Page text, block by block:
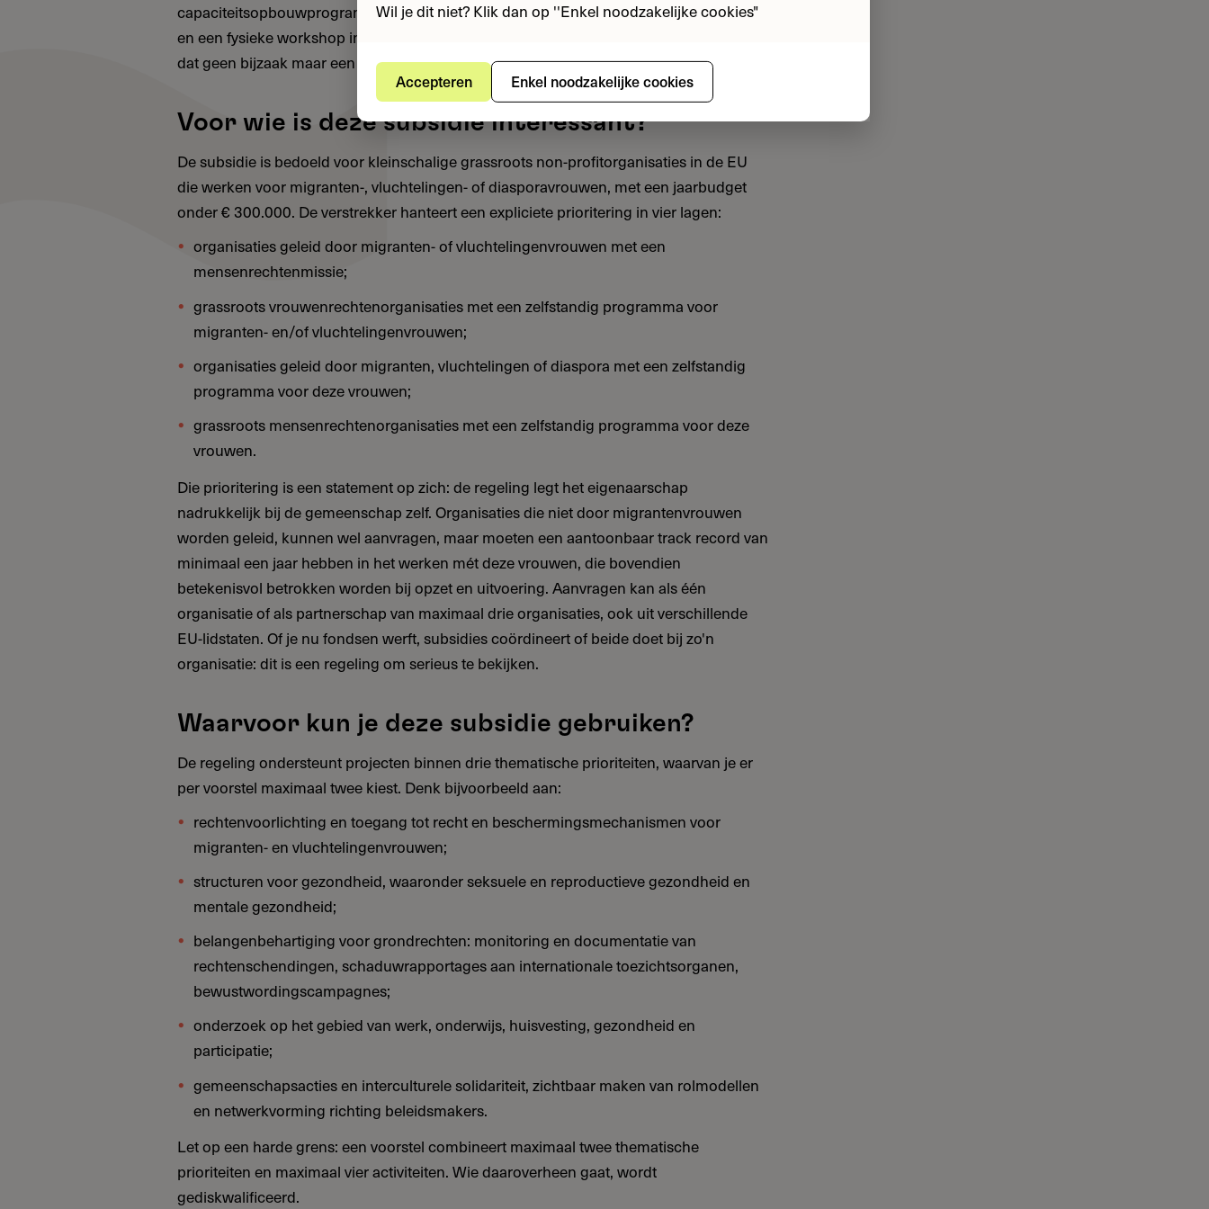
capaciteitsopbouwprogramma van twaalf maanden, met vier online trainingsmodules
en een fysieke workshop in Brussel. Voor organisaties die willen professionaliseren is
dat geen bijzaak maar een wezenlijk deel van de waarde.
Voor wie is deze subsidie interessant?
De subsidie is bedoeld voor kleinschalige grassroots non-profitorganisaties in de EU
die werken voor migranten-, vluchtelingen- of diasporavrouwen, met een jaarbudget
onder € 300.000. De verstrekker hanteert een expliciete prioritering in vier lagen:
organisaties geleid door migranten- of vluchtelingenvrouwen met een
mensenrechtenmissie;
grassroots vrouwenrechtenorganisaties met een zelfstandig programma voor
migranten- en/of vluchtelingenvrouwen;
organisaties geleid door migranten, vluchtelingen of diaspora met een zelfstandig
programma voor deze vrouwen;
grassroots mensenrechtenorganisaties met een zelfstandig programma voor deze
vrouwen.
Die prioritering is een statement op zich: de regeling legt het eigenaarschap
nadrukkelijk bij de gemeenschap zelf. Organisaties die niet door migrantenvrouwen
worden geleid, kunnen wel aanvragen, maar moeten een aantoonbaar track record van
minimaal een jaar hebben in het werken mét deze vrouwen, die bovendien
betekenisvol betrokken worden bij opzet en uitvoering. Aanvragen kan als één
organisatie of als partnerschap van maximaal drie organisaties, ook uit verschillende
EU-lidstaten. Of je nu fondsen werft, subsidies coördineert of beide doet bij zo'n
organisatie: dit is een regeling om serieus te bekijken.
Waarvoor kun je deze subsidie gebruiken?
De regeling ondersteunt projecten binnen drie thematische prioriteiten, waarvan je er
per voorstel maximaal twee kiest. Denk bijvoorbeeld aan:
rechtenvoorlichting en toegang tot recht en beschermingsmechanismen voor
migranten- en vluchtelingenvrouwen;
structuren voor gezondheid, waaronder seksuele en reproductieve gezondheid en
mentale gezondheid;
belangenbehartiging voor grondrechten: monitoring en documentatie van
rechtenschendingen, schaduwrapportages aan internationale toezichtsorganen,
bewustwordingscampagnes;
onderzoek op het gebied van werk, onderwijs, huisvesting, gezondheid en
participatie;
gemeenschapsacties en interculturele solidariteit, zichtbaar maken van rolmodellen
en netwerkvorming richting beleidsmakers.
Let op een harde grens: een voorstel combineert maximaal twee thematische
prioriteiten en maximaal vier activiteiten. Wie daaroverheen gaat, wordt
gediskwalificeerd.
Wil je dit niet? Klik dan op ''Enkel noodzakelijke cookies"
Accepteren Enkel noodzakelijke cookies